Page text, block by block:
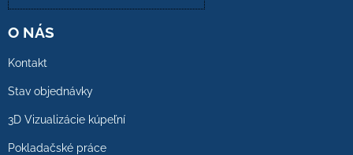
O NÁS
Kontakt
Stav objednávky
3D Vizualizácie kúpeľní
Pokladačské práce